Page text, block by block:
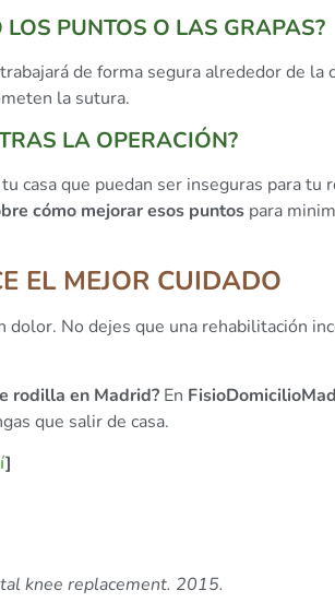
PUNTOS O LAS GRAPAS?
de forma segura alrededor de la
la sutura.
LA OPERACIÓN?
casa que puedan ser inseguras para tu
cómo mejorar esos puntos para
EL MEJOR CUIDADO
No dejes que una rehabilitación
rodilla en Madrid? En
que salir de casa.
]
knee replacement. 2015.